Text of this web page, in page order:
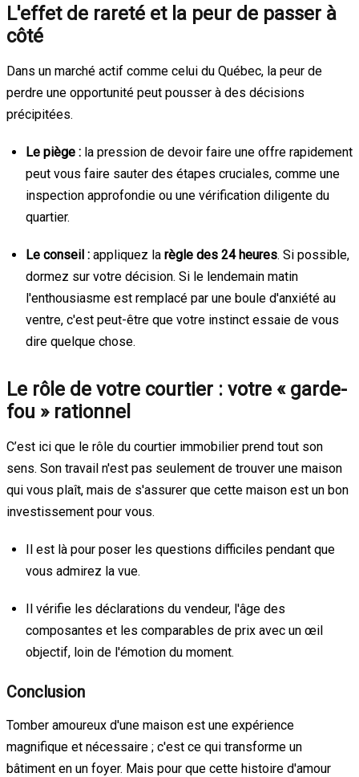
L'effet de rareté et la peur de passer à
côté
Dans un marché actif comme celui du Québec, la peur de
perdre une opportunité peut pousser à des décisions
précipitées.
Le piège : la pression de devoir faire une offre rapidement
peut vous faire sauter des étapes cruciales, comme une
inspection approfondie ou une vérification diligente du
quartier.
Le conseil : appliquez la règle des 24 heures. Si possible,
dormez sur votre décision. Si le lendemain matin
l'enthousiasme est remplacé par une boule d'anxiété au
ventre, c'est peut-être que votre instinct essaie de vous
dire quelque chose.
Le rôle de votre courtier : votre « garde-
fou » rationnel
C’est ici que le rôle du courtier immobilier prend tout son
sens. Son travail n'est pas seulement de trouver une maison
qui vous plaît, mais de s'assurer que cette maison est un bon
investissement pour vous.
Il est là pour poser les questions difficiles pendant que
vous admirez la vue.
Il vérifie les déclarations du vendeur, l'âge des
composantes et les comparables de prix avec un œil
objectif, loin de l'émotion du moment.
Conclusion
Tomber amoureux d'une maison est une expérience
magnifique et nécessaire ; c'est ce qui transforme un
bâtiment en un foyer. Mais pour que cette histoire d'amour